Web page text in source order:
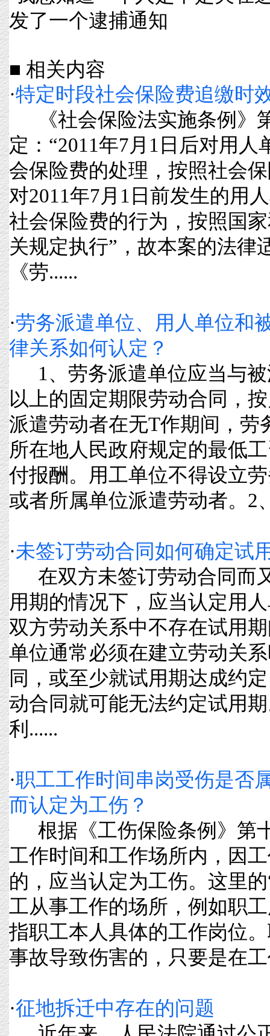
发了一个逮捕通知
■ 相关内容
·特定时段社会保险费追缴时
《社会保险法实施条例》
定：“2011年7月1日后对用
会保险费的处理，按照社会
对2011年7月1日前发生的用
社会保险费的行为，按照国
关规定执行”，故本案的法律
《劳......
·劳务派遣单位、用人单位和
律关系如何认定？
1、劳务派遣单位应当与被
以上的固定期限劳动合同，
派遣劳动者在无T作期间，劳
所在地人民政府规定的最低
付报酬。用工单位不得设立
或者所属单位派遣劳动者。2
·未签订劳动合同如何确定试
在双方未签订劳动合同而
用期的情况下，应当认定用
双方劳动关系中不存在试用
单位通常必须在建立劳动关
同，或至少就试用期达成约
动合同就可能无法约定试用
利......
·职工工作时间串岗受伤是否
而认定为工伤？
根据《工伤保险条例》第
工作时间和工作场所内，因
的，应当认定为工伤。这里
工从事工作的场所，例如职
指职工本人具体的工作岗位
事故导致伤害的，只要是在
·征地拆迁中存在的问题